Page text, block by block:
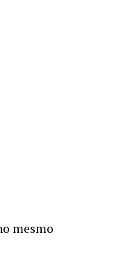
mesmo